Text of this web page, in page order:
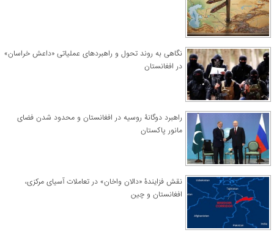
نگاهی به روند تحول و راهبردهای عملیاتی «داعش خراسان»
در افغانستان
راهبرد دوگانۀ روسیه در افغانستان و محدود شدن فضای
مانور پاکستان
نقش فزایندۀ «دالان واخان» در تعاملات آسیای مرکزی،
افغانستان و چین